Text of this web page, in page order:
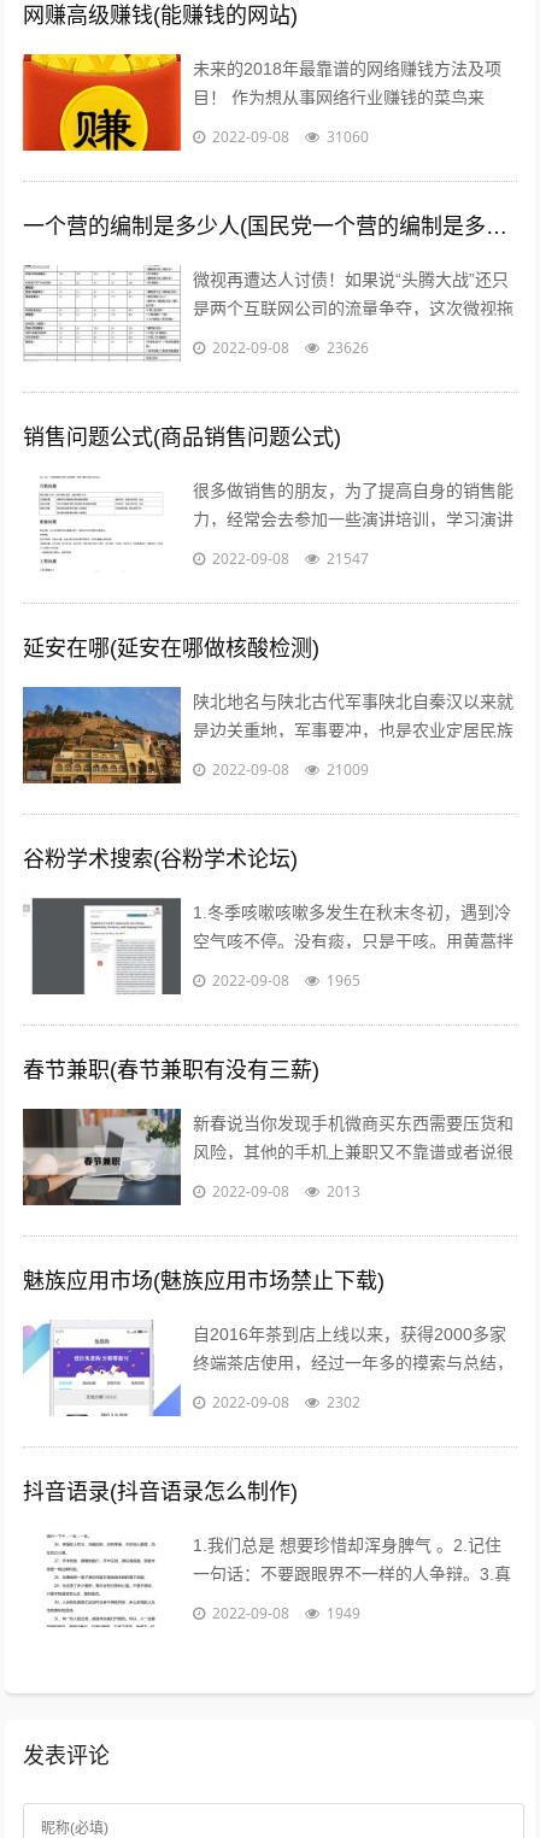
网赚高级赚钱(能赚钱的网站)
未来的2018年最靠谱的网络赚钱方法及项
目！ 作为想从事网络行业赚钱的菜鸟来
说，那些打字、注册发帖、打码、挂机、时
2022-09-08 31060
一个营的编制是多少人(国民党一个营的编制是多少人)
微视再遭达人讨债！如果说“头腾大战”还只
是两个互联网公司的流量争夺，这次微视拖
欠达人补贴额的行为，无疑是雪上加霜，让
2022-09-08 23626
销售问题公式(商品销售问题公式)
很多做销售的朋友，为了提高自身的销售能
力，经常会去参加一些演讲培训，学习演讲
能力，训练自己的执行力，树立强大销售自
2022-09-08 21547
延安在哪(延安在哪做核酸检测)
陕北地名与陕北古代军事陕北自秦汉以来就
是边关重地，军事要冲，也是农业定居民族
与游牧民族互相争夺的要地。历代统治者为
2022-09-08 21009
谷粉学术搜索(谷粉学术论坛)
1.冬季咳嗽咳嗽多发生在秋末冬初，遇到冷
空气咳不停。没有痰，只是干咳。用黄蒿拌
上鸡蛋，搅匀。用香油来煎鸡蛋。然后趁热
2022-09-08 1965
春节兼职(春节兼职有没有三薪)
新春说当你发现手机微商买东西需要压货和
风险，其他的手机上兼职又不靠谱或者说很
不靠谱的时候，来吧，终于等到啦！新春切
2022-09-08 2013
魅族应用市场(魅族应用市场禁止下载)
自2016年茶到店上线以来，获得2000多家
终端茶店使用，经过一年多的摸索与总结，
茶到店APP Beta2.0版本于2017年4月26日
2022-09-08 2302
抖音语录(抖音语录怎么制作)
1.我们总是 想要珍惜却浑身脾气 。2.记住
一句话：不要跟眼界不一样的人争辩。3.真
的不用时刻替别人着想，不是每个人都能把
2022-09-08 1949
发表评论